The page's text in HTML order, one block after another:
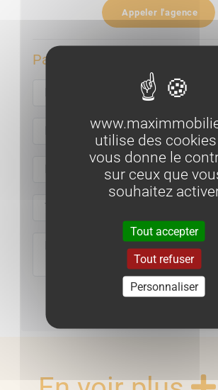
Grenier : 45.87 m²
Éléments financiers
Taxe foncière
: 315€ /
Bien en copropriété. Pas de procédure
Nombre total de lots : 12
*Honoraires à la charge du vendeur
Appeler l'agence
Par email :
utilise des
vous donne le
sur ceux que
souhaitez
Tout accepter
Tout refuser
Personnaliser